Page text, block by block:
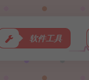
软件工具